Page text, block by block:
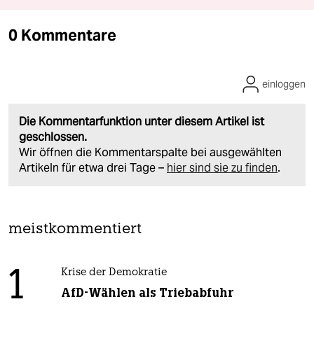
0 Kommentare
Die Kommentarfunktion unter diesem Artikel ist
geschlossen.
Wir öffnen die Kommentarspalte bei ausgewählten
Artikeln für etwa drei Tage – hier sind sie zu finden.
einloggen
meistkommentiert
1 Krise der Demokratie
AfD-Wählen als Triebabfuhr